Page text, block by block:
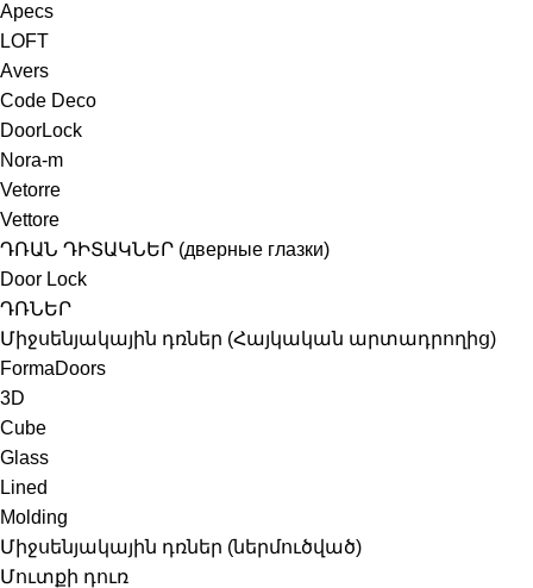
Apecs
LOFT
Avers
Code Deco
DoorLock
Nora-m
Vetorre
Vettore
ԴՌԱՆ ԴԻՏԱԿՆԵՐ (дверные глазки)
Door Lock
ԴՌՆԵՐ
Միջսենյակային դռներ (Հայկական արտադրողից)
FormaDoors
3D
Cube
Glass
Lined
Molding
Միջսենյակային դռներ (ներմուծված)
Մուտքի դուռ